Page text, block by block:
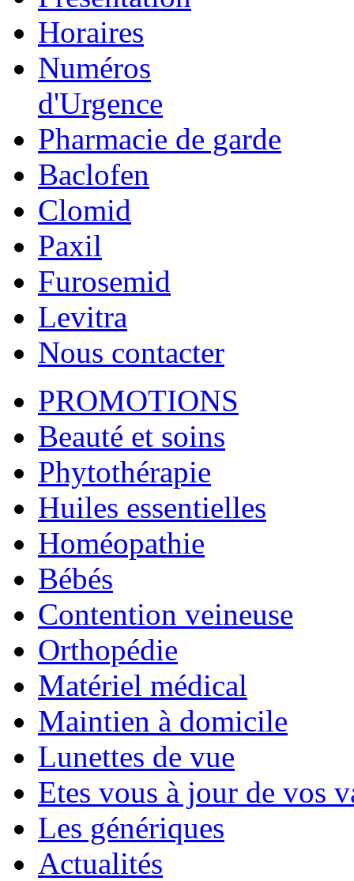
Horaires
Numéros
d'Urgence
Pharmacie de garde
Baclofen
Clomid
Paxil
Furosemid
Levitra
Nous contacter
PROMOTIONS
Beauté et soins
Phytothérapie
Huiles essentielles
Homéopathie
Bébés
Contention veineuse
Orthopédie
Matériel médical
Maintien à domicile
Lunettes de vue
Etes vous à jour de vos
Les génériques
Actualités